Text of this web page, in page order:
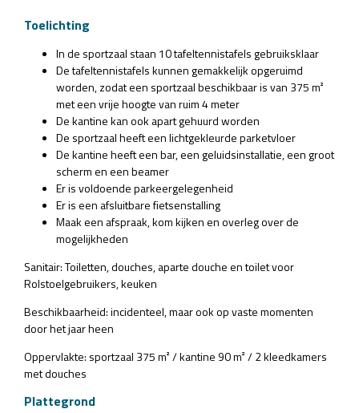
Toelichting
In de sportzaal staan 10 tafeltennistafels gebruiksklaar
De tafeltennistafels kunnen gemakkelijk opgeruimd
worden, zodat een sportzaal beschikbaar is van 375 m²
met een vrije hoogte van ruim 4 meter
De kantine kan ook apart gehuurd worden
De sportzaal heeft een lichtgekleurde parketvloer
De kantine heeft een bar, een geluidsinstallatie, een groot
scherm en een beamer
Er is voldoende parkeergelegenheid
Er is een afsluitbare fietsenstalling
Maak een afspraak, kom kijken en overleg over de
mogelijkheden
Sanitair: Toiletten, douches, aparte douche en toilet voor
Rolstoelgebruikers, keuken
Beschikbaarheid: incidenteel, maar ook op vaste momenten
door het jaar heen
Oppervlakte: sportzaal 375 m² / kantine 90 m² / 2 kleedkamers
met douches
Plattegrond